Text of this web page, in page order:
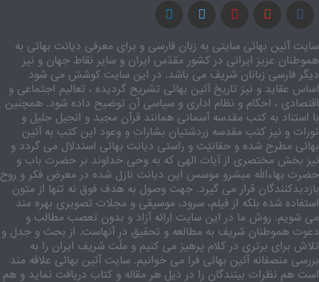
سایت آئین بهائی سایتی به زبان فارسی و برای معرفی دیانت بهائی به
هموطنان عزیز ایرانی در کشور مقدّس ایران و سایر نقاط جهان و نیز
دیگر فارسی زبانان شریف می باشد. در این سایت کوشش می شود
اساس عقاید و نیز تاریخ آئین بهائی تشریح گردیده ، تعالیم اجتماعی و
اقتصادی ، احکام و نظام اداری و سیاسی آن توضیح داده شود. همچنین
با استناد به کتب مقدسه آسمانی همانند قرآن مجید و انجیل جلیل و
تورات و نیز کتب مقدسه زردشتیان بشارات و وعود این کتب به آئین
بهائی مطرح شده و حقانیّت و راستی دیانت بهائی استدلال می گردد و
نیز بخش مختصری از آیات الهی که به وحی خداوند بر حضرت باب و
حضرت بهاءالله مبشرو موسس این دیانت نازل شده در معرض فکر و روح
بازدیدکنندگان قرار می گیرد. جهت وصول به هدف فوق نه تنها از متون
استفاده شده بلکه از فیلم، سرود، موسیقی و مجلات تصویری بهره مند
می شویم. روش ما در این سایت ارائه آزاد و بدون تعصب مطالب و
دعوت هموطنان شریف به مطالعه و تحقیق در آنهاست. از بحث و جدل و
تلاش برای برتری در کلام پرهیز می کنیم و ملّت شریف ایران را به
بررسی منصفانه آئین بهائی فرا می خوانیم. سایت آئین بهائی علاقه مند
است هم نظرات بینندگان را در ذیل هر مقاله و کتاب دریافت نماید و هم